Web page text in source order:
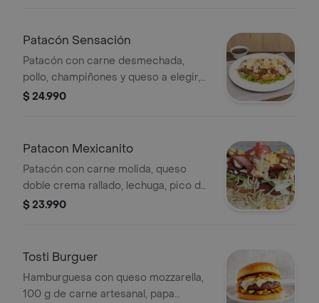
Patacón Sensación
Patacón con carne desmechada,
pollo, champiñones y queso a elegir,
sobre una base de lechuga.
$ 24.990
Patacon Mexicanito
Patacón con carne molida, queso
doble crema rallado, lechuga, pico de
gallo, maíz y salsa.
$ 23.990
Tosti Burguer
Hamburguesa con queso mozzarella,
100 g de carne artesanal, papa